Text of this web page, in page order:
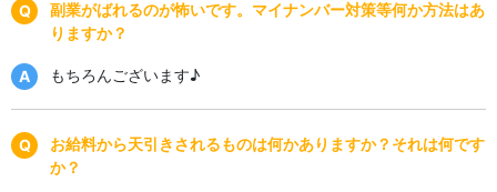
副業がばれるのが怖いです。マイナンバー対策等何か方法はあ
りますか？
もちろんございます♪
お給料から天引きされるものは何かありますか？それは何です
か？